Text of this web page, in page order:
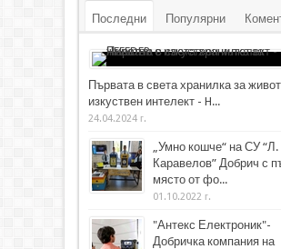
Последни Популярни
Първата в света хранилка за
изкуствен интелект - H...
24.04.2024 г.
„Умно кошче“ на СУ “Л.
Каравелов” Добрич с
място от фо...
01.10.2022 г.
"Антекс Електроник"-
Добричка компания на